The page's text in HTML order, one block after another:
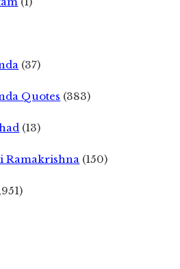
(37)
Quotes (383)
(13)
Ramakrishna (150)